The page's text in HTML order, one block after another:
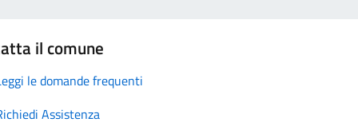
il comune
le domande frequenti
Assistenza